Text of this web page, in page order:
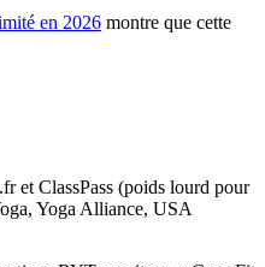
en 2026 montre que cette
et ClassPass (poids lourd pour
Yoga Alliance, USA